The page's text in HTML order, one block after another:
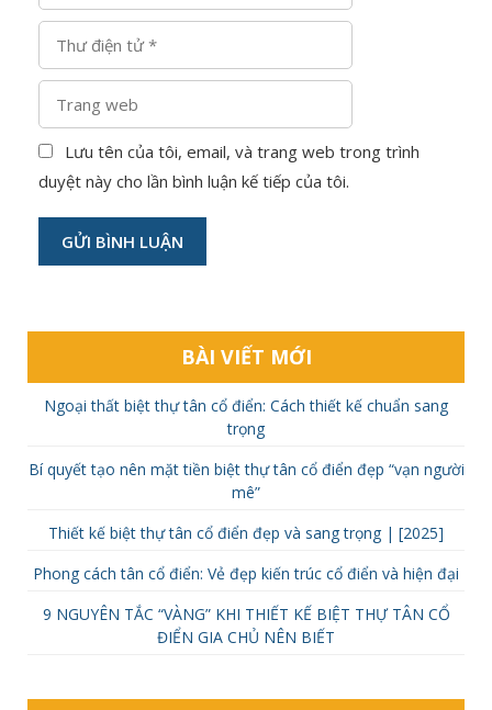
n
ư
i
ệ
n
a
n
g
w
b
Lưu tên của tôi, email, và trang web trong trình
duyệt này cho lần bình luận kế tiếp của tôi.
BÀI VIẾT MỚI
Ngoại thất biệt thự tân cổ điển: Cách thiết kế chuẩn sang
trọng
Bí quyết tạo nên mặt tiền biệt thự tân cổ điển đẹp “vạn người
mê”
Thiết kế biệt thự tân cổ điển đẹp và sang trọng | [2025]
Phong cách tân cổ điển: Vẻ đẹp kiến trúc cổ điển và hiện đại
9 NGUYÊN TẮC “VÀNG” KHI THIẾT KẾ BIỆT THỰ TÂN CỔ
ĐIỂN GIA CHỦ NÊN BIẾT